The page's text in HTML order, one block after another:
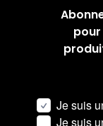
Je suis
Je suis